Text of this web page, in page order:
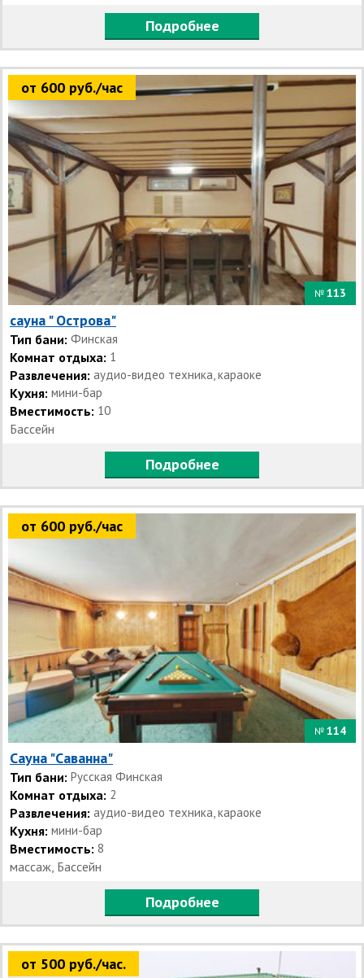
Подробнее
от 600 руб./час
№ 113
сауна " Острова"
Тип бани: Финская
Комнат отдыха: 1
Развлечения: аудио-видео техника, караоке
Кухня: мини-бар
Вместимость: 10
Бассейн
Подробнее
от 600 руб./час
№ 114
Сауна "Саванна"
Тип бани: Русская Финская
Комнат отдыха: 2
Развлечения: аудио-видео техника, караоке
Кухня: мини-бар
Вместимость: 8
массаж, Бассейн
Подробнее
от 500 руб./час.